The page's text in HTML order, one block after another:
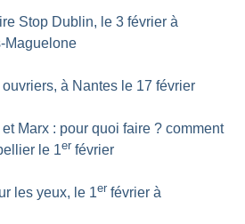
Stop Dublin, le 3 février à
Maguelone
ouvriers, à Nantes le 17 février
Marx : pour quoi faire ? comment
le 1er février
les yeux, le 1er février à